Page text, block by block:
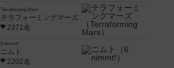
Terraforming Mars
テラフォーミングマーズ
2371名
6 nimmt!
ニムト
2202名